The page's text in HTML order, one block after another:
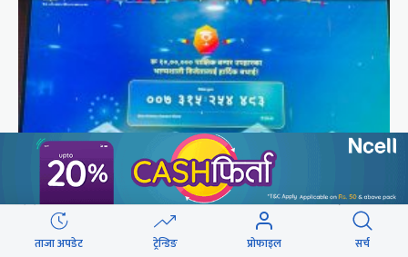
२५० रुपैयाँको सामान किनेका उपभोक्ताले जिते १०
लाखको बम्पर उपहार
ताजा अपडेट ट्रेन्डिङ प्रोफाइल सर्च